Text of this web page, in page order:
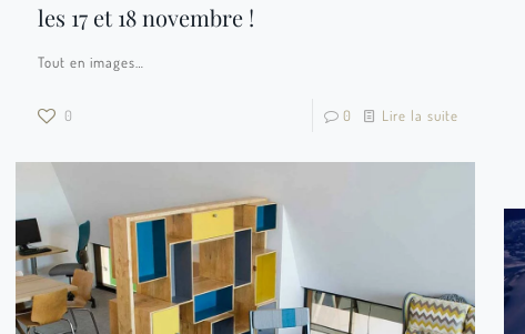
les 17 et 18 novembre !
Tout en images…
0 0 Lire la suite